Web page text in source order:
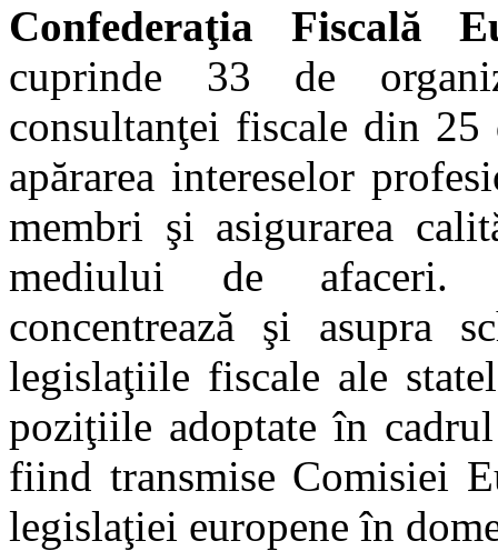
Confederaţia Fiscală
cuprinde 33 de
consultanţei fiscale din 25
apărarea intereselor
membri şi asigurarea
mediului de afaceri.
concentrează şi asupra
legislaţiile fiscale ale
poziţiile adoptate în
fiind transmise Comisiei
legislaţiei europene în